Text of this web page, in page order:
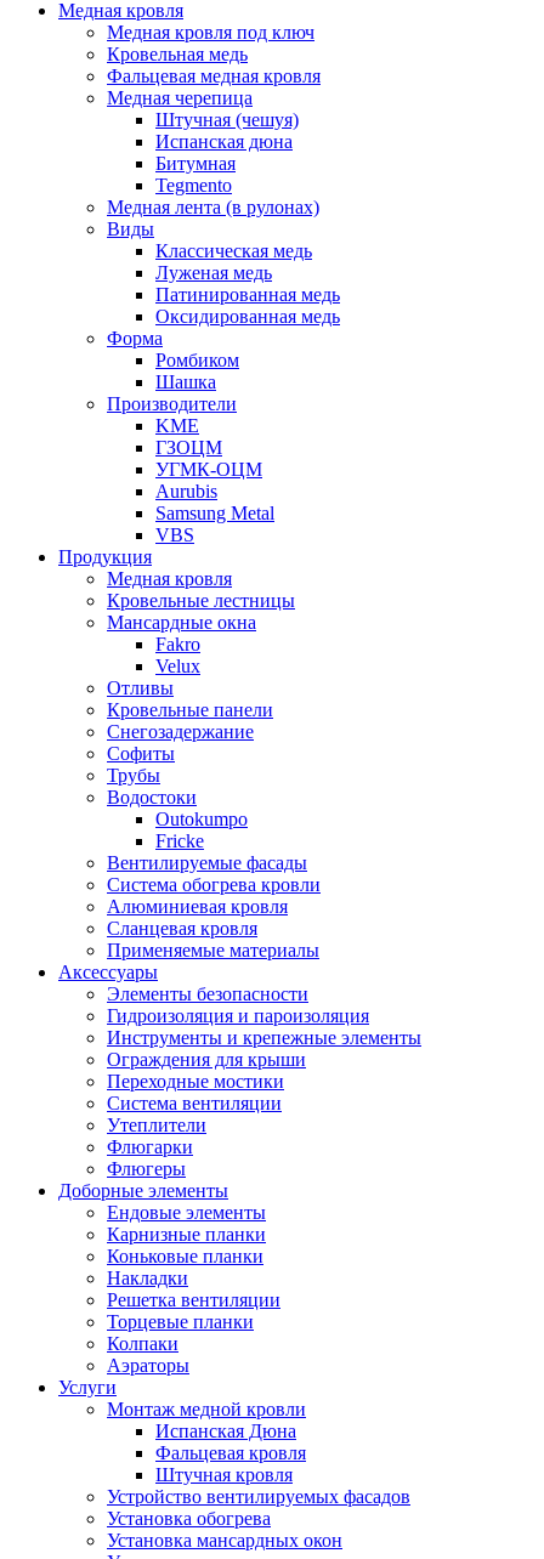
Медная кровля
Медная кровля под ключ
Кровельная медь
Фальцевая медная кровля
Медная черепица
Штучная (чешуя)
Испанская дюна
Битумная
Tegmento
Медная лента (в рулонах)
Виды
Классическая медь
Луженая медь
Патинированная медь
Оксидированная медь
Форма
Ромбиком
Шашка
Производители
KME
ГЗОЦМ
УГМК-ОЦМ
Aurubis
Samsung Metal
VBS
Продукция
Медная кровля
Кровельные лестницы
Мансардные окна
Fakro
Velux
Отливы
Кровельные панели
Снегозадержание
Софиты
Трубы
Водостоки
Outokumpo
Fricke
Вентилируемые фасады
Система обогрева кровли
Алюминиевая кровля
Сланцевая кровля
Применяемые материалы
Аксессуары
Элементы безопасности
Гидроизоляция и пароизоляция
Инструменты и крепежные элементы
Ограждения для крыши
Переходные мостики
Система вентиляции
Утеплители
Флюгарки
Флюгеры
Доборные элементы
Ендовые элементы
Карнизные планки
Коньковые планки
Накладки
Решетка вентиляции
Торцевые планки
Колпаки
Аэраторы
Услуги
Монтаж медной кровли
Испанская Дюна
Фальцевая кровля
Штучная кровля
Устройство вентилируемых фасадов
Установка обогрева
Установка мансардных окон